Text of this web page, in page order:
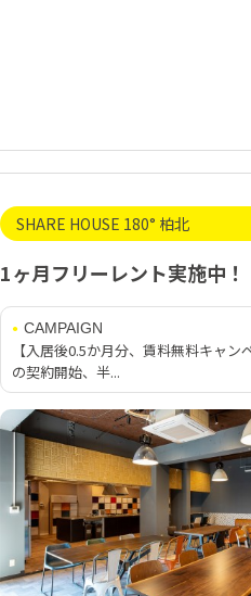
SHARE HOUSE 180° 柏北
1ヶ月フリーレント実施中！
CAMPAIGN
【入居後0.5か月分、賃料無料キャン
の契約開始、半...